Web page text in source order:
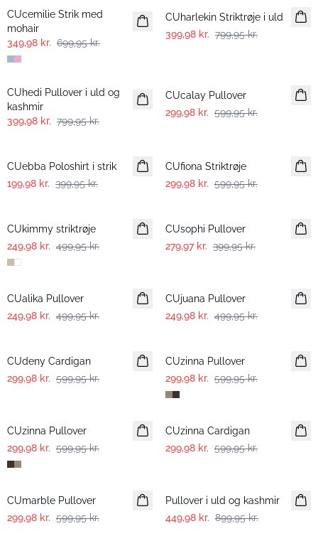
CUcemilie Strik med
mohair
349,98 kr. 699,95 kr.
CUharlekin Striktrøje i uld
399,98 kr. 799,95 kr.
-50%
CUhedi Pullover i uld og
kashmir
399,98 kr. 799,95 kr.
CUcalay Pullover
299,98 kr. 599,95 kr.
CUebba Poloshirt i strik
199,98 kr. 399,95 kr.
CUfiona Striktrøje
299,98 kr. 599,95 kr.
CUkimmy striktrøje
249,98 kr. 499,95 kr.
CUsophi Pullover
279,97 kr. 399,95 kr.
-50%
CUalika Pullover
249,98 kr. 499,95 kr.
CUjuana Pullover
249,98 kr. 499,95 kr.
CUdeny Cardigan
299,98 kr. 599,95 kr.
CUzinna Pullover
299,98 kr. 599,95 kr.
CUzinna Pullover
299,98 kr. 599,95 kr.
-50%
CUzinna Cardigan
299,98 kr. 599,95 kr.
-50%
CUmarble Pullover
299,98 kr. 599,95 kr.
Pullover i uld og kashmir
449,98 kr. 899,95 kr.